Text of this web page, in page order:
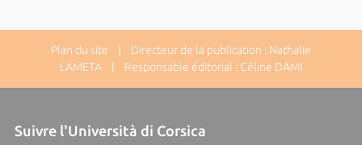
Plan du site | Directeur de la publication : Nathalie
LAMETA | Responsable éditorial : Céline DAMI
Suivre l'Università di Corsica